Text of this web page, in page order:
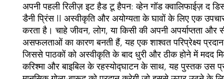
अपनी पहली रिलीज़ इट हैड टू हैपन: व्हेन गॉड क्वालिफाईज़ द
डैनी प्रिंस II अस्वीकृति और अयोग्यता के घावों के लिए एक
करता है। चाहे जीवन, लोग, या किसी की अपनी अपर्याप्तता और
असफलताओं का कारण बनती हैं, यह एक शाश्वत परिप्रेक्ष्य
जिससे पाठकों को अस्वीकृति के बाद धुरी और ठीक होने में मदद
करिश्मा और बाइबिल के रहस्योद्घाटन के साथ, यह पुस्तक उस